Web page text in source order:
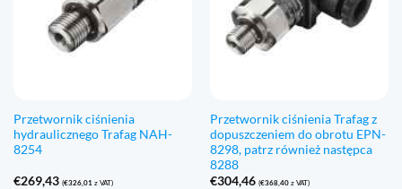
Przetwornik ciśnienia
hydraulicznego Trafag NAH-
8254
€269,43 (€326,01 z VAT)
Przetwornik ciśnienia Trafag z
dopuszczeniem do obrotu EPN-
8298, patrz również następca
8288
€304,46 (€368,40z VAT)